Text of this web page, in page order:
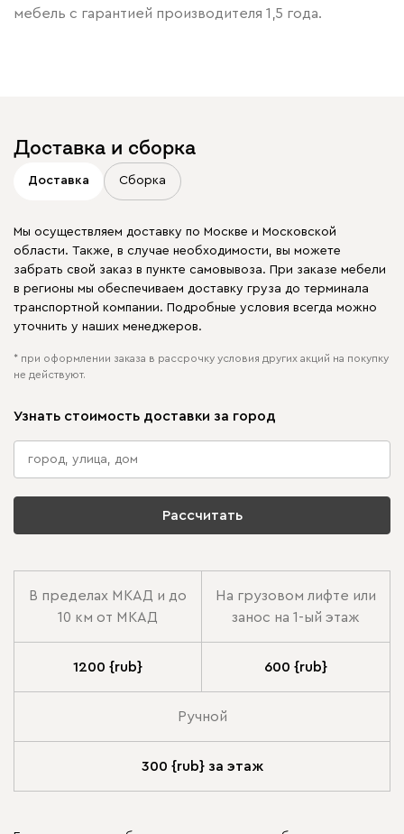
мебель с гарантией производителя 1,5 года.
Доставка и сборка
Доставка Сборка
Мы осуществляем доставку по Москве и Московской
области. Также, в случае необходимости, вы можете
забрать свой заказ в пункте самовывоза. При заказе мебели
в регионы мы обеспечиваем доставку груза до терминала
транспортной компании. Подробные условия всегда можно
уточнить у наших менеджеров.
* при оформлении заказа в рассрочку условия других акций на покупку
не действуют.
Узнать стоимость доставки за город
Рассчитать
В пределах МКАД и до
10 км от МКАД
На грузовом лифте или
занос на 1-ый этаж
1200 {rub} 600 {rub}
Ручной
300 {rub} за этаж